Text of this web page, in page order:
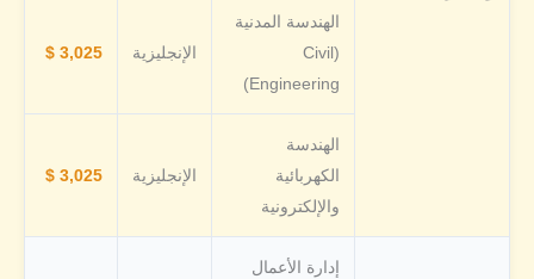
الهندسة المدنية
(Civil
Engineering)
الإنجليزية 3,025 $
الهندسة
الكهربائية
والإلكترونية
الإنجليزية 3,025 $
إدارة الأعمال